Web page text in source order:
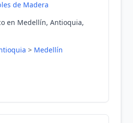
de Madera
en Medellín, Antioquia,
> Medellín